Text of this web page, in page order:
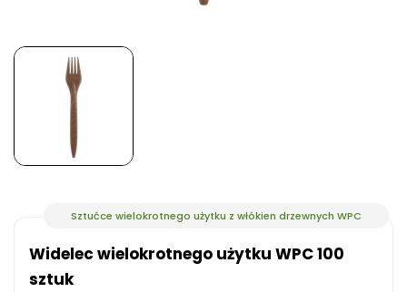
Sztućce wielokrotnego użytku z włókien drzewnych WPC
Widelec wielokrotnego użytku WPC 100
sztuk